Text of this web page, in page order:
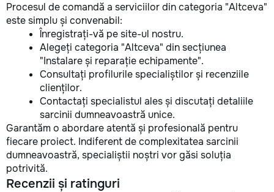
Procesul de comandă a serviciilor din categoria "Altceva"
este simplu și convenabil:
Înregistrați-vă pe site-ul nostru.
Alegeți categoria "Altceva" din secțiunea
"Instalare și reparație echipamente".
Consultați profilurile specialiștilor și recenziile
clienților.
Contactați specialistul ales și discutați detaliile
sarcinii dumneavoastră unice.
Garantăm o abordare atentă și profesională pentru
fiecare proiect. Indiferent de complexitatea sarcinii
dumneavoastră, specialiștii noștri vor găsi soluția
potrivită.
Recenzii și ratinguri